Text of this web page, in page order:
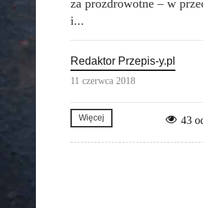
za prozdrowotne – w
i...
Redaktor Przepis-y.pl
11 czerwca 2018
Więcej 43